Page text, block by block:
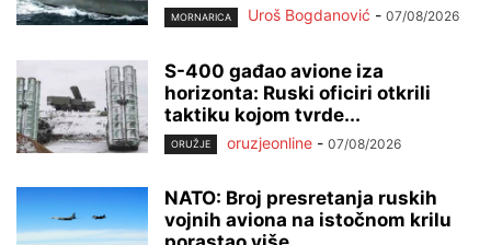
MORNARICA Uroš Bogdanović - 07/08/2026
S-400 gađao avione iza
horizonta: Ruski oficiri otkrili
taktiku kojom tvrde...
ORUŽJE oruzjeonline - 07/08/2026
NATO: Broj presretanja ruskih
vojnih aviona na istočnom krilu